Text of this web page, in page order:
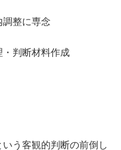
調整に専念
判断材料作成
いう客観的判断の前倒し